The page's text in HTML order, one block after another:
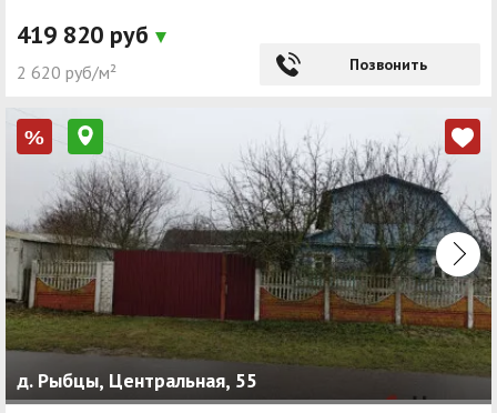
419 820 руб
2 620 руб/м² Позвонить
%
д. Рыбцы, Центральная, 55